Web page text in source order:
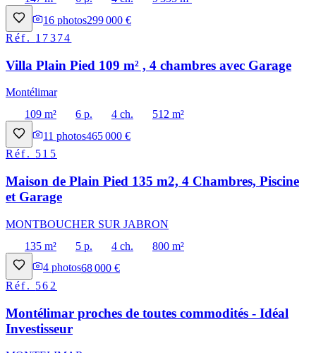
16 photos299 000 €
Réf. 17374
Villa Plain Pied 109 m² , 4 chambres avec Garage
Montélimar
109 m²
6 p. 4 ch.
512 m²
11 photos465 000 €
Réf. 515
Maison de Plain Pied 135 m2, 4 Chambres, Piscine
et Garage
MONTBOUCHER SUR JABRON
135 m²
5 p. 4 ch.
800 m²
4 photos68 000 €
Réf. 562
Montélimar proches de toutes commodités - Idéal
Investisseur